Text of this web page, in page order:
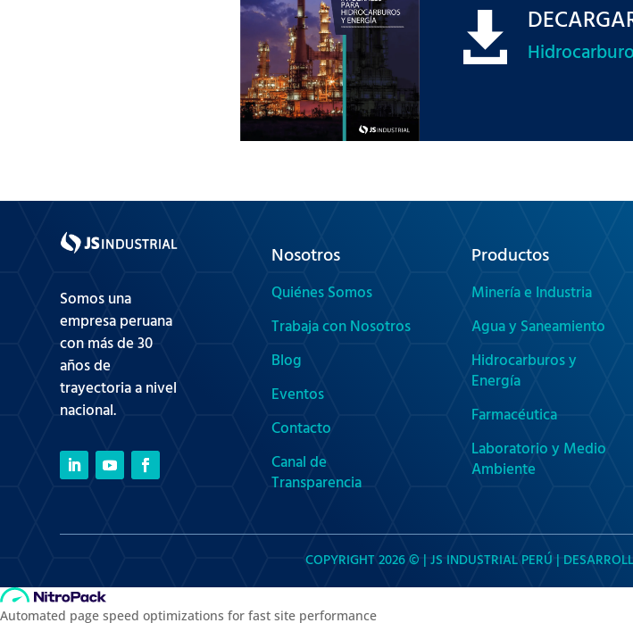

Somos una
empresa peruana
con más de 30
años de
trayectoria a nivel
nacional.
Nosotros
Quiénes Somos
Trabaja con Nosotros
Blog
Eventos
Contacto
Canal de
Transparencia
Productos
Minería e Industria
Agua y Saneamiento
Hidrocarburos y
Energía
Farmacéutica
Laboratorio y Medio
Ambiente
COPYRIGHT 2026 © | JS INDUSTRIAL PERÚ |